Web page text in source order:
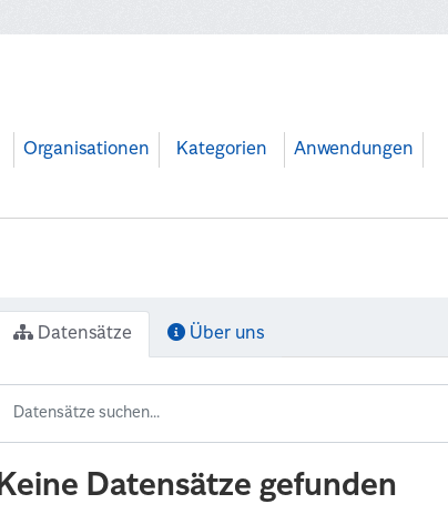
Organisationen Kategorien Anwendungen
Datensätze Über uns
Keine Datensätze gefunden